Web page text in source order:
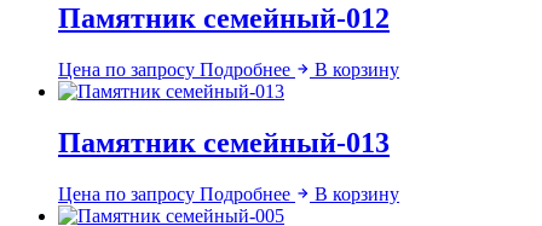
Памятник семейный-012
Цена по запросу Подробнее В корзину
Памятник семейный-013
Цена по запросу Подробнее В корзину